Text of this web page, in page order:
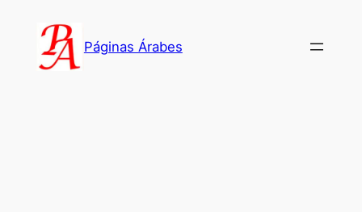
contenido
Páginas Árabes